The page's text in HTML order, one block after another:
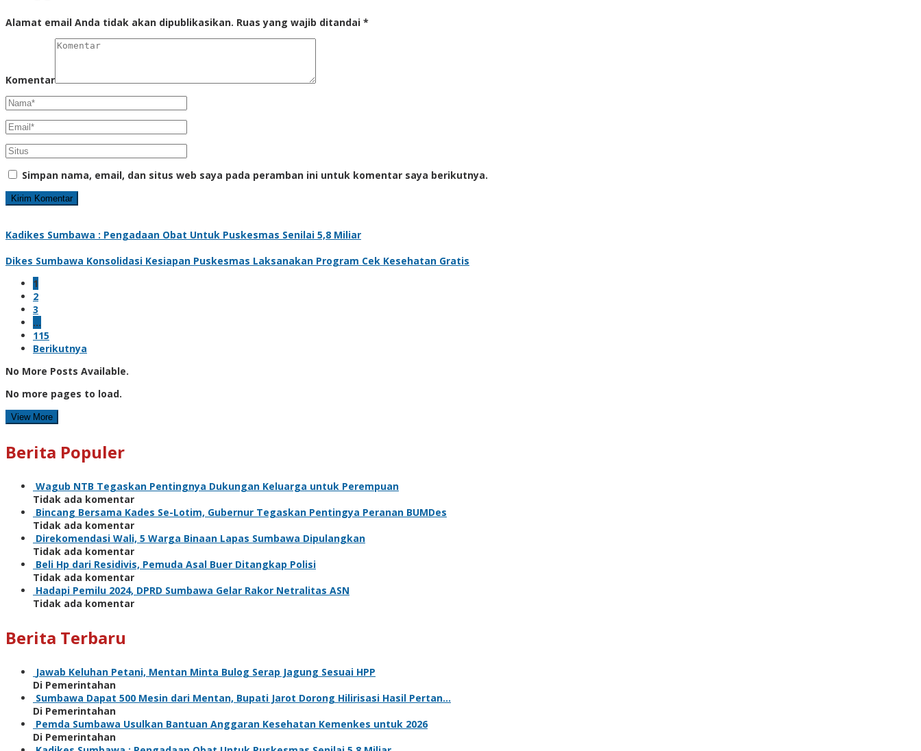
Alamat email Anda tidak akan dipublikasikan. Ruas yang wajib ditandai *
Komentar
Simpan nama, email, dan situs web saya pada peramban ini untuk komentar saya berikutnya.
Kadikes Sumbawa : Pengadaan Obat Untuk Puskesmas Senilai 5,8 Miliar
Dikes Sumbawa Konsolidasi Kesiapan Puskesmas Laksanakan Program Cek Kesehatan Gratis
1
2
3
…
115
Berikutnya
No More Posts Available.
No more pages to load.
View More
Berita Populer
Wagub NTB Tegaskan Pentingnya Dukungan Keluarga untuk Perempuan
Tidak ada komentar
Bincang Bersama Kades Se-Lotim, Gubernur Tegaskan Pentingya Peranan BUMDes
Tidak ada komentar
Direkomendasi Wali, 5 Warga Binaan Lapas Sumbawa Dipulangkan
Tidak ada komentar
Beli Hp dari Residivis, Pemuda Asal Buer Ditangkap Polisi
Tidak ada komentar
Hadapi Pemilu 2024, DPRD Sumbawa Gelar Rakor Netralitas ASN
Tidak ada komentar
Berita Terbaru
Jawab Keluhan Petani, Mentan Minta Bulog Serap Jagung Sesuai HPP
Di Pemerintahan
Sumbawa Dapat 500 Mesin dari Mentan, Bupati Jarot Dorong Hilirisasi Hasil Pertan…
Di Pemerintahan
Pemda Sumbawa Usulkan Bantuan Anggaran Kesehatan Kemenkes untuk 2026
Di Pemerintahan